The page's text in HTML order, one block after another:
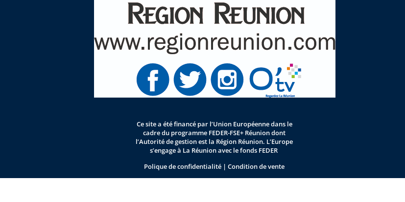
Ce site a été financé par l’Union Européenne dans le
cadre du programme FEDER-FSE+ Réunion dont
l’Autorité de gestion est la Région Réunion. L’Europe
s’engage à La Réunion avec le fonds FEDER
Polique de confidentialité |Condition de vente